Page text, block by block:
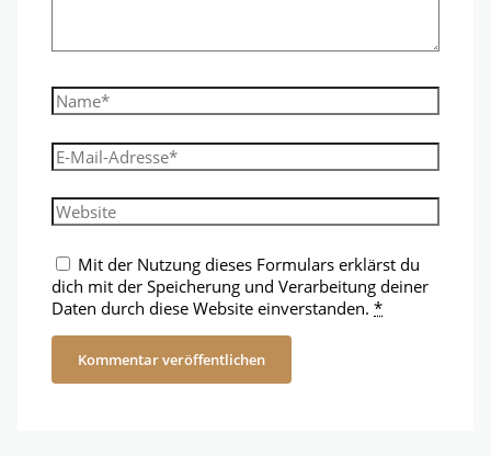
Name*
E-
Mail-
Adresse*
Website
Mit der Nutzung dieses Formulars erklärst du
dich mit der Speicherung und Verarbeitung deiner
Daten durch diese Website einverstanden.*